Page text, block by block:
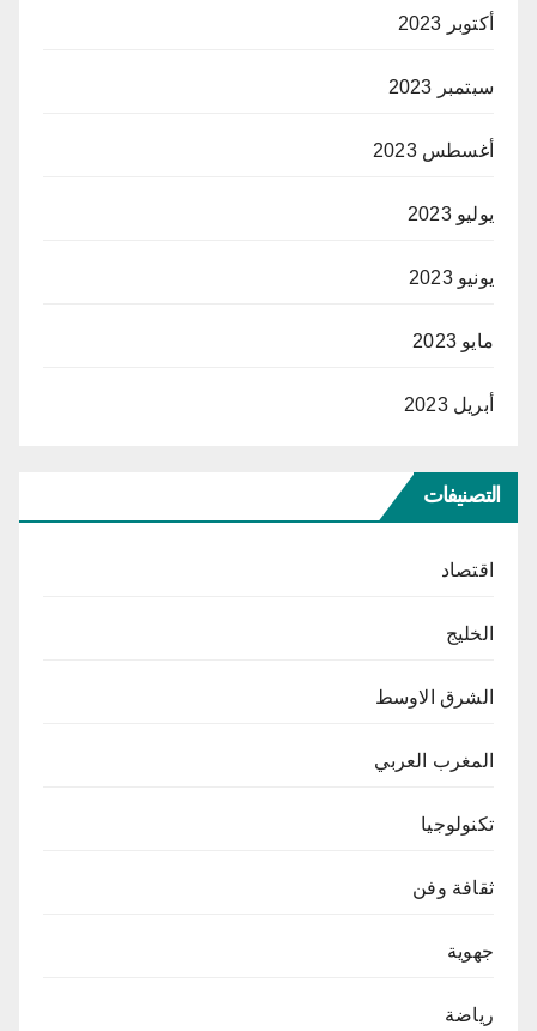
أكتوبر 2023
سبتمبر 2023
أغسطس 2023
يوليو 2023
يونيو 2023
مايو 2023
أبريل 2023
التصنيفات
اقتصاد
الخليج
الشرق الاوسط
المغرب العربي
تكنولوجيا
ثقافة وفن
جهوية
رياضة